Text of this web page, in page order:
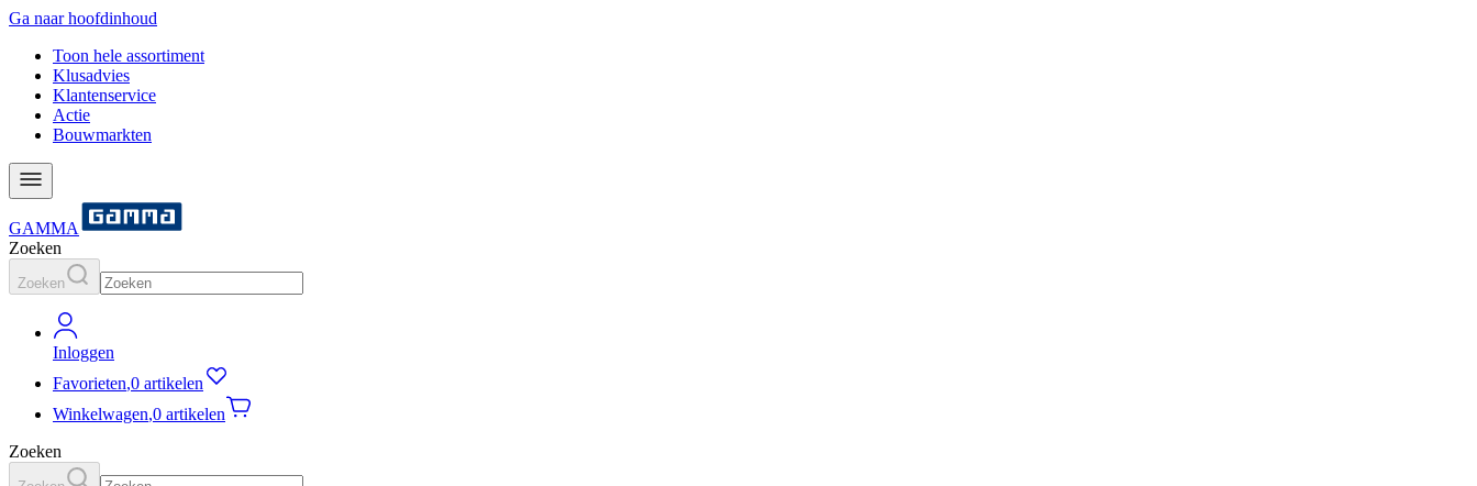
Ga naar hoofdinhoud
Toon hele assortiment
Klusadvies
Klantenservice
Actie
Bouwmarkten
GAMMA
Zoeken
Zoeken
Inloggen
Favorieten,0 artikelen
Winkelwagen,0 artikelen
Zoeken